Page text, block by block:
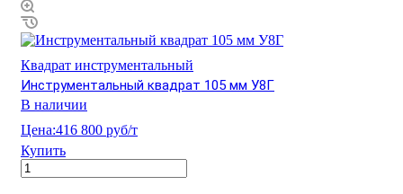
Квадрат инструментальный
Инструментальный квадрат 105 мм У8Г
В наличии
Цена:416 800 руб/т
Купить